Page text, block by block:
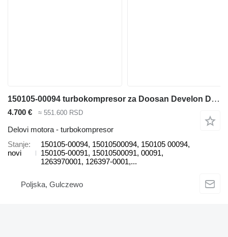
150105-00094 turbokompresor za Doosan Develon DX300, DX300LC-3, DX340, DX340LC-3, DX350, DX350LC-3, DX380, DX380LC-3 bagera
4.700 € ≈ 551.600 RSD
Delovi motora - turbokompresor
Stanje
novi
150105-00094, 15010500094, 150105 00094,
150105-00091, 15010500091, 00091,
1263970001, 126397-0001,...
Poljska, Gulczewo